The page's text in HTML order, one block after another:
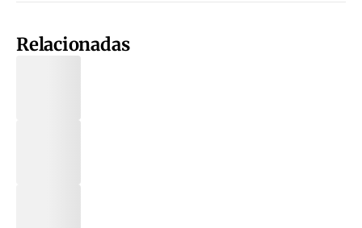
Relacionadas